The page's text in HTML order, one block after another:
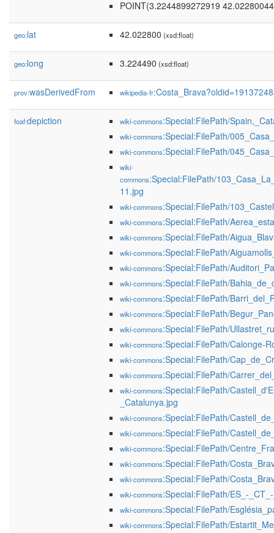
POINT(3.2244899272919
geo:lat 42.022800 (xsd:float)
geo:long 3.224490 (xsd:float)
prov:wasDerivedFrom wikipedia-fr
foaf:depiction wiki-commons:Special:FilePath/
wiki-commons:Special:FilePath/
wiki-commons:Special:FilePath/
wiki-
commons:Special:FilePath/
11.jpg
wiki-commons:Special:FilePath/
wiki-commons:Special:FilePath/
wiki-commons:Special:FilePath/
wiki-commons:Special:FilePath/
wiki-commons:Special:FilePath/
wiki-commons:Special:FilePath/
wiki-commons:Special:FilePath/
wiki-commons:Special:FilePath/
wiki-commons:Special:FilePath/
wiki-commons:Special:FilePath/Calonge-
wiki-commons:Special:FilePath/
wiki-commons:Special:FilePath/
wiki-commons:Special:FilePath/
_Catalunya.jpg
wiki-commons:Special:FilePath/
wiki-commons:Special:FilePath/
wiki-commons:Special:FilePath/
wiki-commons:Special:FilePath/
wiki-commons:Special:FilePath/
wiki-commons:Special:FilePath/ES_-
wiki-commons:Special:FilePath/
wiki-commons:Special:FilePath/